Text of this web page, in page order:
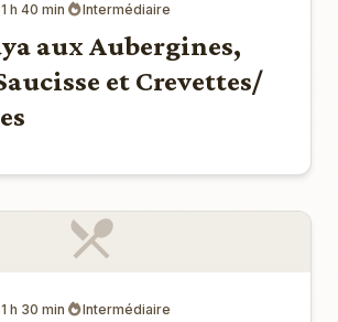
1 h 40 min Intermédiaire
aux Aubergines,
et Crevettes/
1 h 30 min Intermédiaire